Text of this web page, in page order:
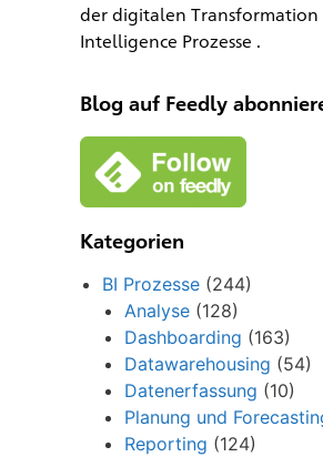
der digitalen Transformation
Intelligence Prozesse .
Blog auf Feedly
Kategorien
BI Prozesse (244)
Analyse (128)
Dashboarding (163)
Datawarehousing (54)
Datenerfassung (10)
Planung und
Reporting (124)